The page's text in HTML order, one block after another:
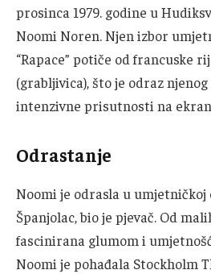
prosinca 1979. godine u
Noomi Noren. Njen izbor
“Rapace” potiče od francuske
(grabljivica), što je odraz
intenzivne prisutnosti na
Odrastanje
Noomi je odrasla u umjetničkoj
Španjolac, bio je pjevač. Od
fascinirana glumom i
Noomi je pohađala Stockholm